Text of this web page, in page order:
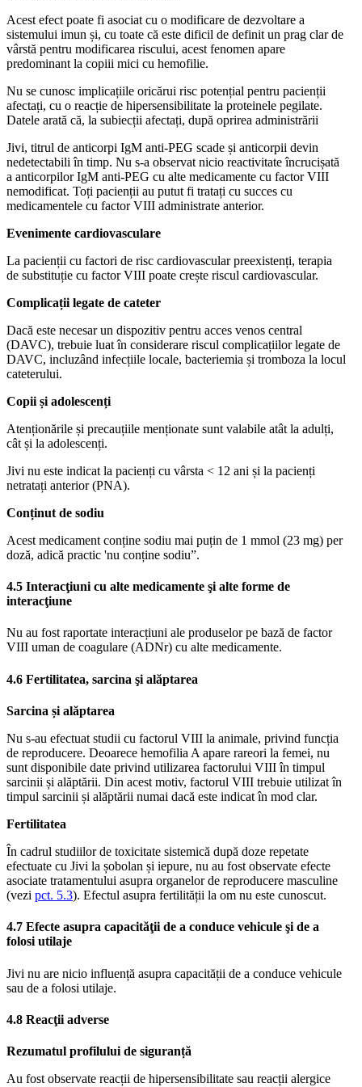
Acest efect poate fi asociat cu o modificare de dezvoltare a
sistemului imun și, cu toate că este dificil de definit un prag clar de
vârstă pentru modificarea riscului, acest fenomen apare
predominant la copiii mici cu hemofilie.
Nu se cunosc implicațiile oricărui risc potențial pentru pacienții
afectați, cu o reacție de hipersensibilitate la proteinele pegilate.
Datele arată că, la subiecții afectați, după oprirea administrării
Jivi, titrul de anticorpi IgM anti-PEG scade și anticorpii devin
nedetectabili în timp. Nu s-a observat nicio reactivitate încrucișată
a anticorpilor IgM anti-PEG cu alte medicamente cu factor VIII
nemodificat. Toți pacienții au putut fi tratați cu succes cu
medicamentele cu factor VIII administrate anterior.
Evenimente cardiovasculare
La pacienții cu factori de risc cardiovascular preexistenți, terapia
de substituție cu factor VIII poate crește riscul cardiovascular.
Complicații legate de cateter
Dacă este necesar un dispozitiv pentru acces venos central
(DAVC), trebuie luat în considerare riscul complicațiilor legate de
DAVC, incluzând infecțiile locale, bacteriemia și tromboza la locul
cateterului.
Copii și adolescenți
Atenționările și precauțiile menționate sunt valabile atât la adulți,
cât și la adolescenți.
Jivi nu este indicat la pacienți cu vârsta < 12 ani și la pacienți
netratați anterior (PNA).
Conținut de sodiu
Acest medicament conține sodiu mai puțin de 1 mmol (23 mg) per
doză, adică practic 'nu conține sodiu”.
4.5 Interacţiuni cu alte medicamente şi alte forme de
interacţiune
Nu au fost raportate interacțiuni ale produselor pe bază de factor
VIII uman de coagulare (ADNr) cu alte medicamente.
4.6 Fertilitatea, sarcina şi alăptarea
Sarcina și alăptarea
Nu s-au efectuat studii cu factorul VIII la animale, privind funcția
de reproducere. Deoarece hemofilia A apare rareori la femei, nu
sunt disponibile date privind utilizarea factorului VIII în timpul
sarcinii și alăptării. Din acest motiv, factorul VIII trebuie utilizat în
timpul sarcinii și alăptării numai dacă este indicat în mod clar.
Fertilitatea
În cadrul studiilor de toxicitate sistemică după doze repetate
efectuate cu Jivi la șobolan și iepure, nu au fost observate efecte
asociate tratamentului asupra organelor de reproducere masculine
(vezi pct. 5.3). Efectul asupra fertilității la om nu este cunoscut.
4.7 Efecte asupra capacităţii de a conduce vehicule şi de a
folosi utilaje
Jivi nu are nicio influență asupra capacității de a conduce vehicule
sau de a folosi utilaje.
4.8 Reacţii adverse
Rezumatul profilului de siguranță
Au fost observate reacții de hipersensibilitate sau reacții alergice